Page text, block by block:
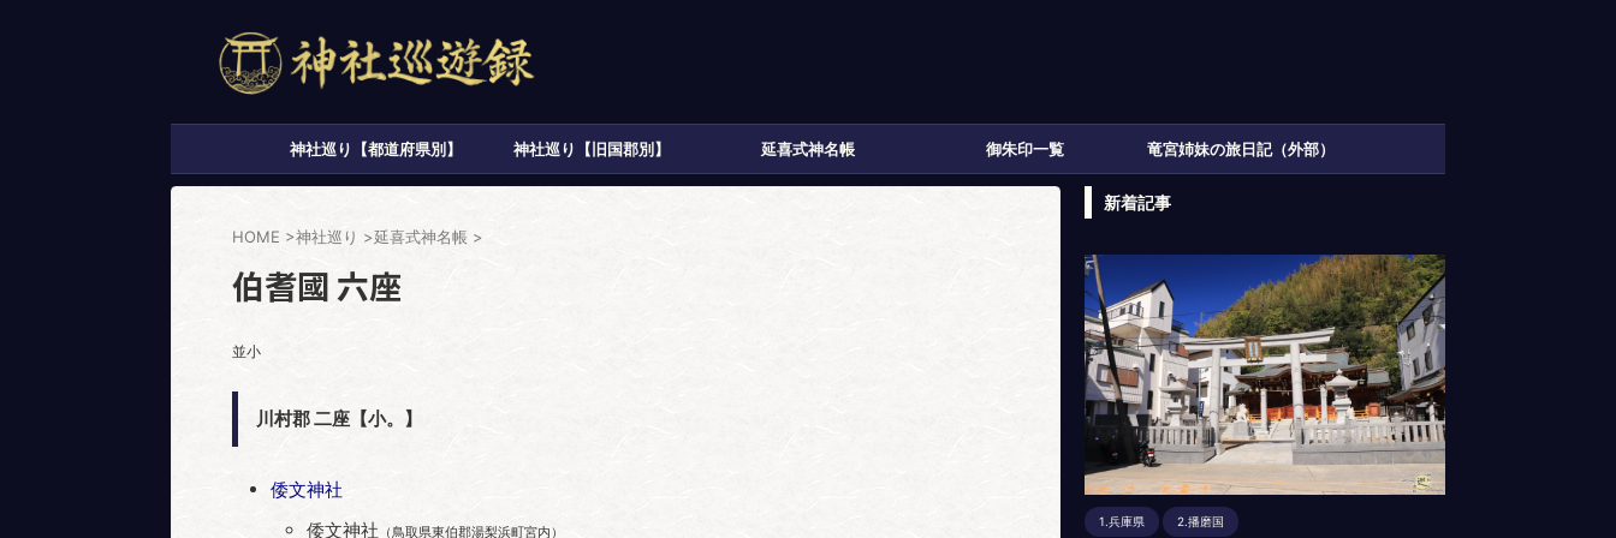
神社巡り【都道府県別】 神社巡り【旧国郡別】 延喜式神名帳 御朱印一覧 竜宮姉妹の旅日記（外部）
HOME >神社巡り >延喜式神名帳 >
伯耆國 六座
並小
川村郡 二座【小。】
倭文神社
倭文神社 （鳥取県東伯郡湯梨浜町宮内）
新着記事
1.兵庫県 2.播磨国